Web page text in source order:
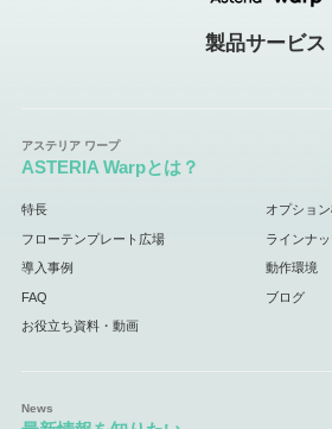
製品サービス
ASTERIA Warpとは？
特長 オプショ
フローテンプレート広場 ラインナ
導入事例 動作環境
FAQ ブログ
お役立ち資料・動画